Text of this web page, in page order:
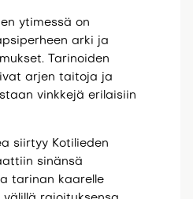
ytimessä on
arki ja
Tarinoiden
arjen taitoja ja
vinkkejä erilaisiin
siirtyy Kotilieden
sinänsä
tarinan kaarelle